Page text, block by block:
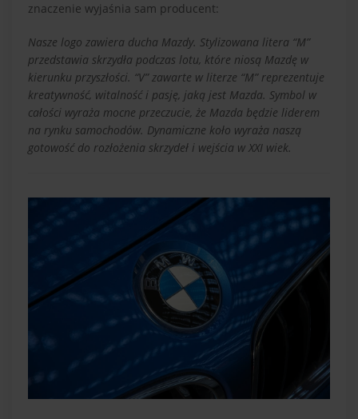
znaczenie wyjaśnia sam producent:
Nasze logo zawiera ducha Mazdy. Stylizowana litera “M”
przedstawia skrzydła podczas lotu, które niosą Mazdę w
kierunku przyszłości. “V” zawarte w literze “M” reprezentuje
kreatywność, witalność i pasję, jaką jest Mazda. Symbol w
całości wyraża mocne przeczucie, że Mazda będzie liderem
na rynku samochodów. Dynamiczne koło wyraża naszą
gotowość do rozłożenia skrzydeł i wejścia w XXI wiek.